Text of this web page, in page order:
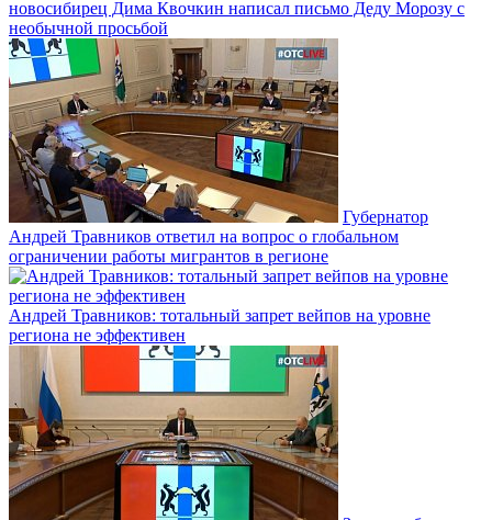
новосибирец Дима Квочкин написал письмо Деду Морозу с
необычной просьбой
Губернатор
Андрей Травников ответил на вопрос о глобальном
ограничении работы мигрантов в регионе
Андрей Травников: тотальный запрет вейпов на уровне
региона не эффективен